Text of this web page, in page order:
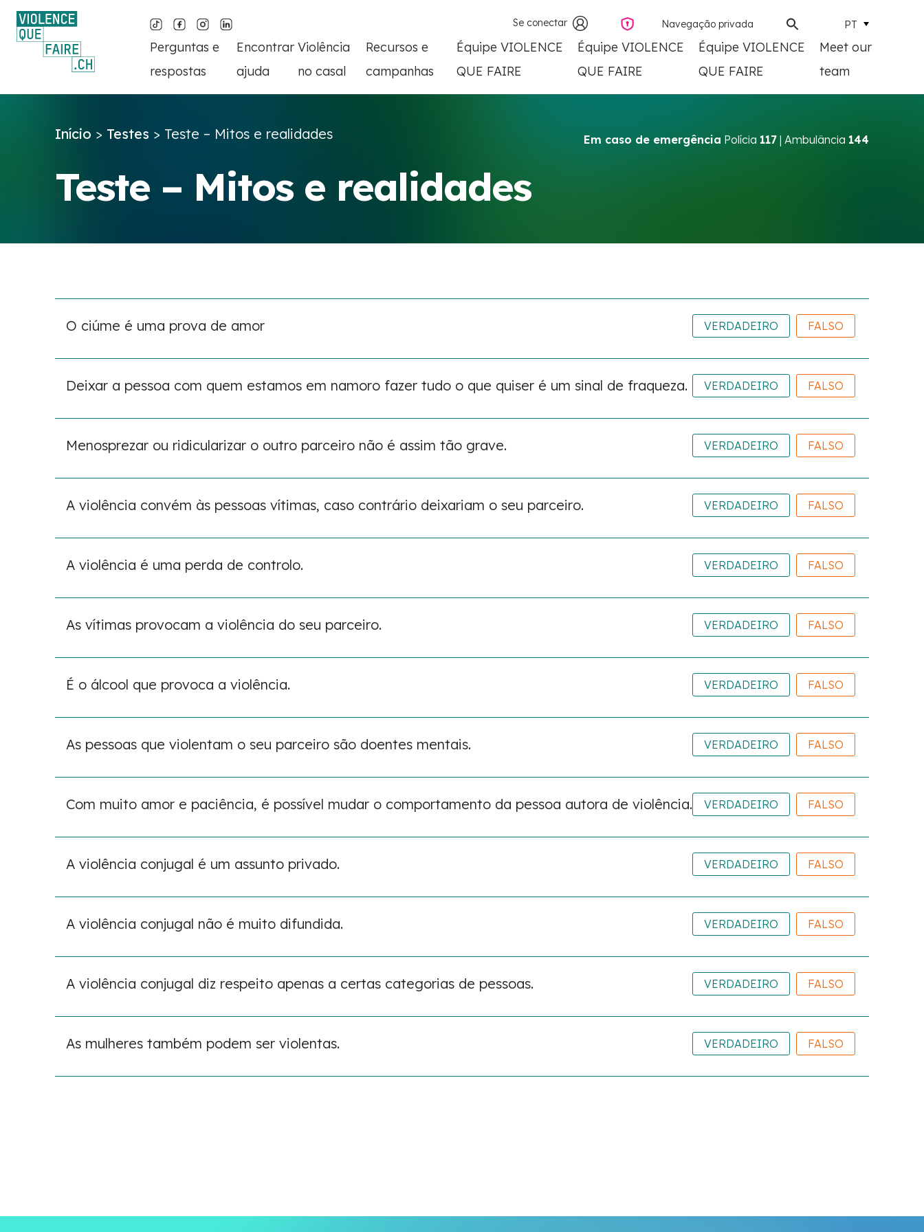
Se conectar Navegação privada PT
Perguntas e
respostas
Encontrar
ajuda
Violência
no casal
Recursos e
campanhas
Équipe VIOLENCE
QUE FAIRE
Équipe VIOLENCE
QUE FAIRE
Équipe VIOLENCE
QUE FAIRE
Meet our
team
Início > Testes > Teste – Mitos e realidades Em caso de emergência Polícia 117 | Ambulância 144
Teste – Mitos e realidades
O ciúme é uma prova de amor VERDADEIRO FALSO
Deixar a pessoa com quem estamos em namoro fazer tudo o que quiser é um sinal de fraqueza. VERDADEIRO FALSO
Menosprezar ou ridicularizar o outro parceiro não é assim tão grave. VERDADEIRO FALSO
A violência convém às pessoas vítimas, caso contrário deixariam o seu parceiro. VERDADEIRO FALSO
A violência é uma perda de controlo. VERDADEIRO FALSO
As vítimas provocam a violência do seu parceiro. VERDADEIRO FALSO
É o álcool que provoca a violência. VERDADEIRO FALSO
As pessoas que violentam o seu parceiro são doentes mentais. VERDADEIRO FALSO
Com muito amor e paciência, é possível mudar o comportamento da pessoa autora de violência. VERDADEIRO FALSO
A violência conjugal é um assunto privado. VERDADEIRO FALSO
A violência conjugal não é muito difundida. VERDADEIRO FALSO
A violência conjugal diz respeito apenas a certas categorias de pessoas. VERDADEIRO FALSO
As mulheres também podem ser violentas. VERDADEIRO FALSO